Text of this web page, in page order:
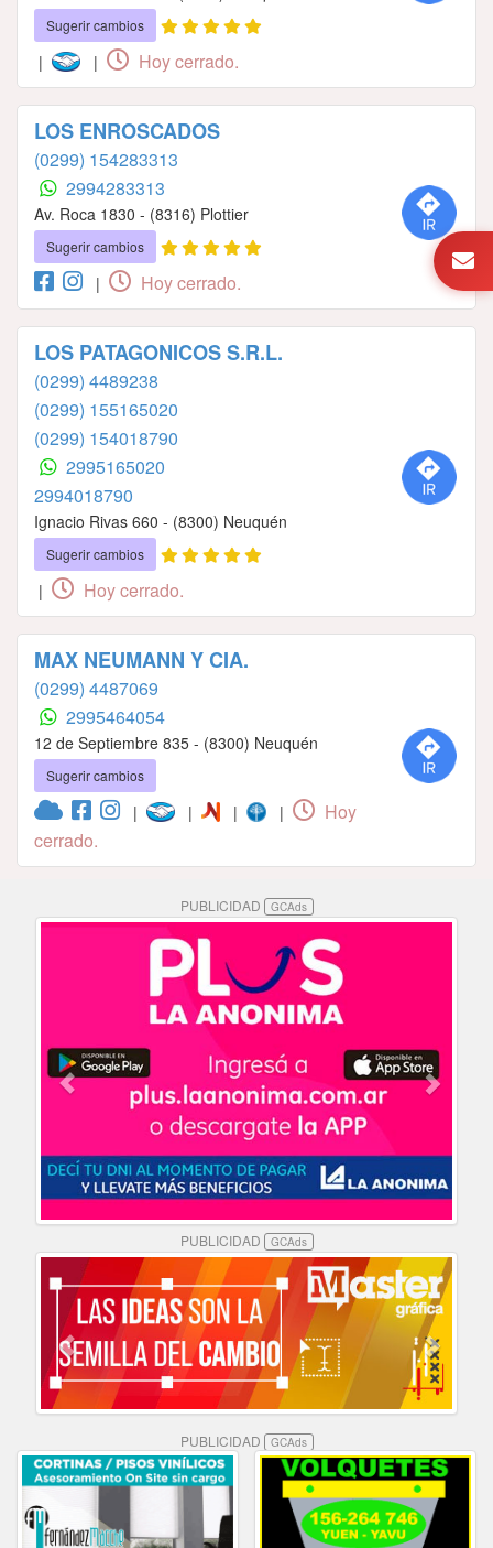
Sugerir cambios
| | Hoy cerrado.
LOS ENROSCADOS
(0299) 154283313
2994283313
Av. Roca 1830 - (8316) Plottier
Sugerir cambios
| Hoy cerrado.
LOS PATAGONICOS S.R.L.
(0299) 4489238
(0299) 155165020
(0299) 154018790
2995165020
2994018790
Ignacio Rivas 660 - (8300) Neuquén
Sugerir cambios
| Hoy cerrado.
MAX NEUMANN Y CIA.
(0299) 4487069
2995464054
12 de Septiembre 835 - (8300) Neuquén
Sugerir cambios
| | | |
Hoy
cerrado.
PUBLICIDAD GCAds
PUBLICIDAD GCAds
PUBLICIDAD GCAds